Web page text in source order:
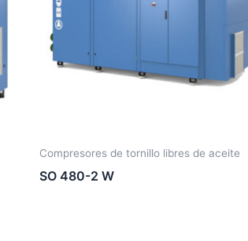
Compresores de tornillo libres de aceite
SO 480-2 W